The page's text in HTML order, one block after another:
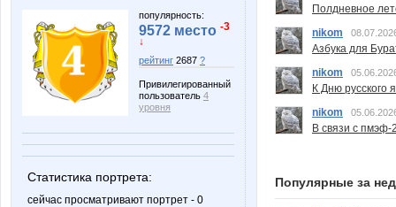
популярность:
9572 место -3
↓
рейтинг 2687 ?
Привилегированный
пользователь 4
уровня
Статистика портрета:
сейчас просматривают портрет - 0
Полдневное
nikom
Азбука для
nikom
К Дню русского
nikom
В связи с пмэф-
Популярные за